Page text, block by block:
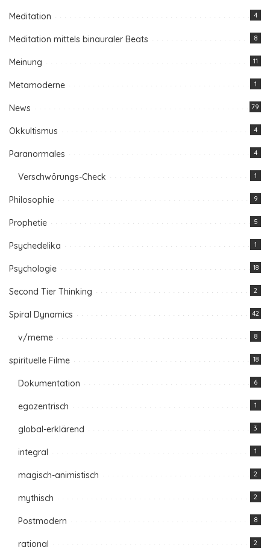
Meditation 4
Meditation mittels binauraler Beats 8
Meinung 11
Metamoderne 1
News 79
Okkultismus 4
Paranormales 4
Verschwörungs-Check 1
Philosophie 9
Prophetie 5
Psychedelika 1
Psychologie 18
Second Tier Thinking 2
Spiral Dynamics 42
v/meme 8
spirituelle Filme 18
Dokumentation 6
egozentrisch 1
global-erklärend 3
integral 1
magisch-animistisch 2
mythisch 2
Postmodern 8
rational 2